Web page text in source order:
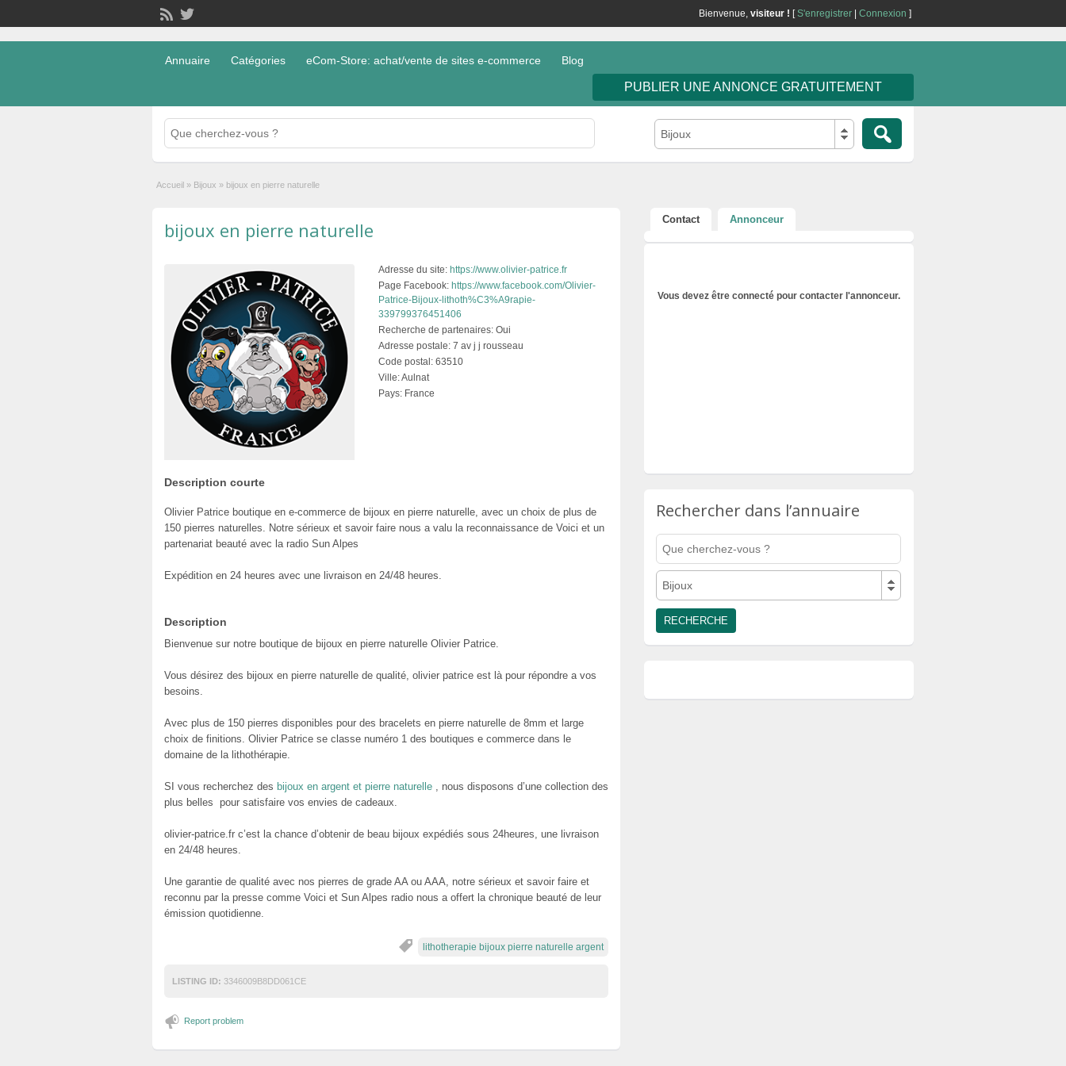
Bienvenue, visiteur ! [S'enregistrer Connexion ]
Annuaire Catégories eCom-Store: achat/vente de sites e-commerce Blog
PUBLIER UNE ANNONCE GRATUITEMENT
Bijoux
Accueil » Bijoux » bijoux en pierre naturelle
bijoux en pierre naturelle
Adresse du site: https://www.olivier-patrice.fr
Page Facebook: https://www.facebook.com/Olivier-
Patrice-Bijoux-lithoth%C3%A9rapie-
339799376451406
Recherche de partenaires: Oui
Adresse postale: 7 av j j rousseau
Code postal: 63510
Ville:Aulnat
Pays: France
Description courte
Olivier Patrice boutique en e-commerce de bijoux en pierre naturelle, avec un choix de plus de
150 pierres naturelles. Notre sérieux et savoir faire nous a valu la reconnaissance de Voici et un
partenariat beauté avec la radio Sun Alpes
Expédition en 24 heures avec une livraison en 24/48 heures.
Description
Bienvenue sur notre boutique de bijoux en pierre naturelle Olivier Patrice.
Vous désirez des bijoux en pierre naturelle de qualité, olivier patrice est là pour répondre a vos
besoins.
Avec plus de 150 pierres disponibles pour des bracelets en pierre naturelle de 8mm et large
choix de finitions. Olivier Patrice se classe numéro 1 des boutiques e commerce dans le
domaine de la lithothérapie.
SI vous recherchez des bijoux en argent et pierre naturelle , nous disposons d’une collection des
plus belles pour satisfaire vos envies de cadeaux.
olivier-patrice.fr c’est la chance d’obtenir de beau bijoux expédiés sous 24heures, une livraison
en 24/48 heures.
Une garantie de qualité avec nos pierres de grade AA ou AAA, notre sérieux et savoir faire et
reconnu par la presse comme Voici et Sun Alpes radio nous a offert la chronique beauté de leur
émission quotidienne.
lithotherapie bijoux pierre naturelle argent
LISTING ID: 3346009B8DD061CE
Report problem
Contact Annonceur
Vous devez être connecté pour contacter l'annonceur.
Rechercher dans l’annuaire
Bijoux